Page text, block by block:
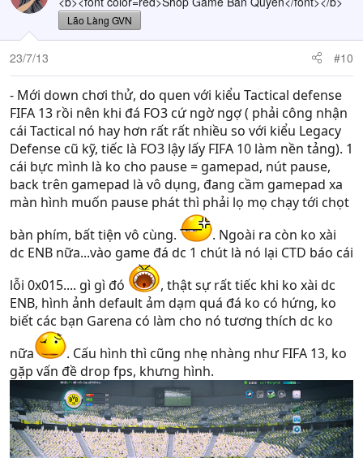
Lão Làng GVN
23/7/13 #10
- Mới down chơi thử, do quen với kiểu Tactical defense
FIFA 13 rồi nên khi đá FO3 cứ ngờ ngợ ( phải công nhận
cái Tactical nó hay hơn rất rất nhiều so với kiểu Legacy
Defense cũ kỹ, tiếc là FO3 lậy lấy FIFA 10 làm nền tảng). 1
cái bực mình là ko cho pause = gamepad, nút pause,
back trên gamepad là vô dụng, đang cầm gamepad xa
màn hình muốn pause phát thì phải lọ mọ chạy tới chọt
bàn phím, bất tiện vô cùng.
. Ngoài ra còn ko xài
dc ENB nữa...vào game đá dc 1 chút là nó lại CTD báo cái
lỗi 0x015.... gì gì đó
, thật sự rất tiếc khi ko xài dc
ENB, hình ảnh default ảm dạm quá đá ko có hứng, ko
biết các bạn Garena có làm cho nó tương thích dc ko
nữa
. Cấu hình thì cũng nhẹ nhàng như FIFA 13, ko
gặp vấn đề drop fps, khưng hình.